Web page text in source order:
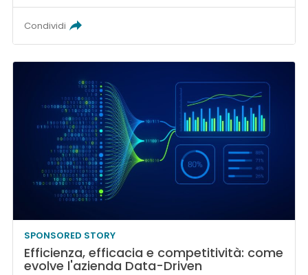
Condividi
SPONSORED STORY
Efficienza, efficacia e competitività: come
evolve l'azienda Data-Driven